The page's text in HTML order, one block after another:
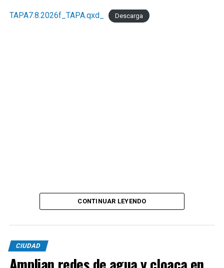
TAPA7.8.2026f_TAPA.qxd_ Descarga
CONTINUAR LEYENDO
CIUDAD